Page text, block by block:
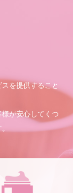
を提供すること
が安心してくつ